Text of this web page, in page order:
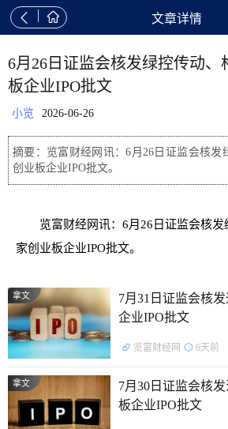
  文章详情
6月26日证监会核发绿控传动、
板企业IPO批文
小览 2026-06-26
摘要：览富财经网讯：6月26日证监会核发
创业板企业IPO批文。
览富财经网讯：6月26日证监会核
家创业板企业IPO批文。
拿文
7月31日证监会核
企业IPO批文
览富财经网 6天前
拿文
7月30日证监会核
板企业IPO批文